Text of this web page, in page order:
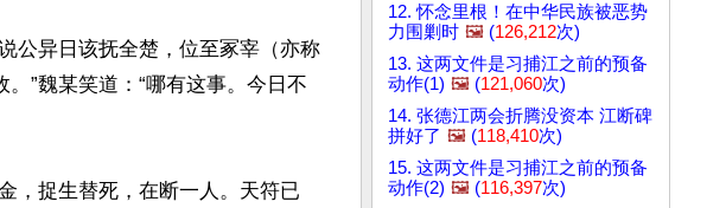
公异日该抚全楚，位至冢宰（亦称
”魏某笑道：“哪有这事。今日不
，捉生替死，在断一人。天符已
12. 怀念里根！在中华民族被恶势
力围剿时 🖼️ (126,212次)
13. 这两文件是习捕江之前的预备
动作(1) 🖼️ (121,060次)
14. 张德江两会折腾没资本 江断碑
拼好了 🖼️ (118,410次)
15. 这两文件是习捕江之前的预备
动作(2) 🖼️ (116,397次)